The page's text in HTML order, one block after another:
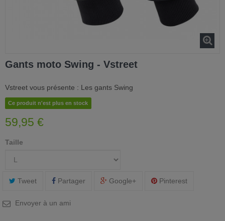
Gants moto Swing - Vstreet
Vstreet vous présente : Les gants Swing
Ce produit n'est plus en stock
59,95 €
Taille
Tweet Partager Google+ Pinterest
Envoyer à un ami